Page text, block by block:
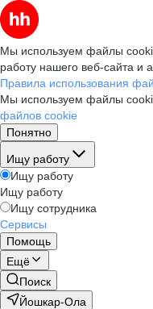
Мы используем файлы
работу нашего веб-сайта и
Правила использования
Мы используем файлы
файлов cookie
Понятно
Ищу работу
Ищу работу
Ищу работу
Ищу сотрудника
Сервисы
Помощь
Ещё
Поиск
Йошкар-Ола